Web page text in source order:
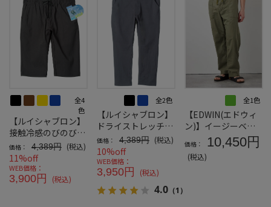
全4
色
【ルイシャブロン】
接触冷感のびのびハ
ーフパンツ
価格： 4,389円 (税込)
11%off
WEB価格：
3,900円 (税込)
全2色
【ルイシャブロン】
ドライストレッチイ
ージーパンツ
価格： 4,389円 (税込)
10%off
WEB価格：
3,950円 (税込)
4.0 （1）
全1色
【EDWIN(エドウィ
ン)】イージーベイ
カーパンツ
価格： 10,450円
(税込)